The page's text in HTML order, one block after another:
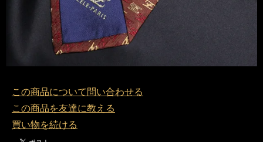
この商品について問い合わせる
この商品を友達に教える
買い物を続ける